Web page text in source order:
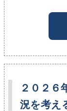
２０２６
況を考え